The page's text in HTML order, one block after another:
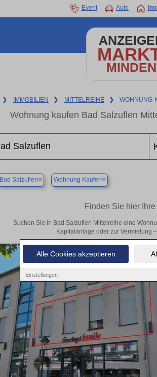
Alle Cookies akzeptieren
Einstellungen
Event Auto
MINDEN
❯ IMMOBILIEN ❯ MITTELREIHE ❯ WOHNUNG-
Wohnung kaufen Bad Salzuflen
Bad Salzuflen× Wohnung Kaufen×
Finden Sie hier
Suchen Sie in Bad Salzuflen Mittelreihe eine
Kapitalanlage oder zur Vermietung